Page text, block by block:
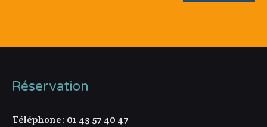
Réservation
Téléphone : 01 43 57 40 47